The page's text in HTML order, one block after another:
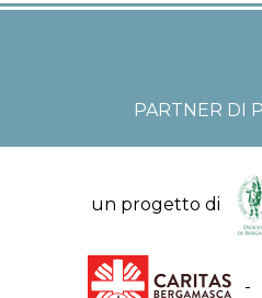
PARTNER DI
un progetto di
-